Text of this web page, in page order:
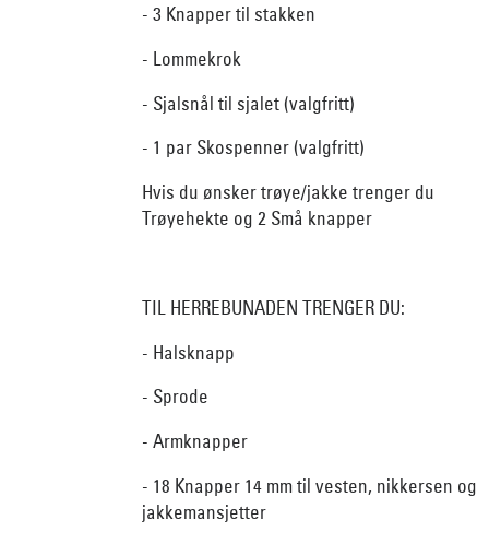
- 3 Knapper til stakken
- Lommekrok
- Sjalsnål til sjalet (valgfritt)
- 1 par Skospenner (valgfritt)
Hvis du ønsker trøye/jakke trenger du
Trøyehekte og 2 Små knapper
TIL HERREBUNADEN TRENGER DU:
- Halsknapp
- Sprode
- Armknapper
- 18 Knapper 14 mm til vesten, nikkersen og
jakkemansjetter